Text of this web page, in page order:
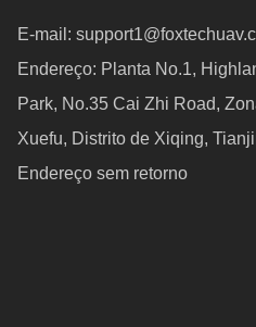
E-mail:
Endereço: Planta No.1,
Park, No.35 Cai Zhi Road,
Xuefu, Distrito de Xiqing,
Endereço sem retorno